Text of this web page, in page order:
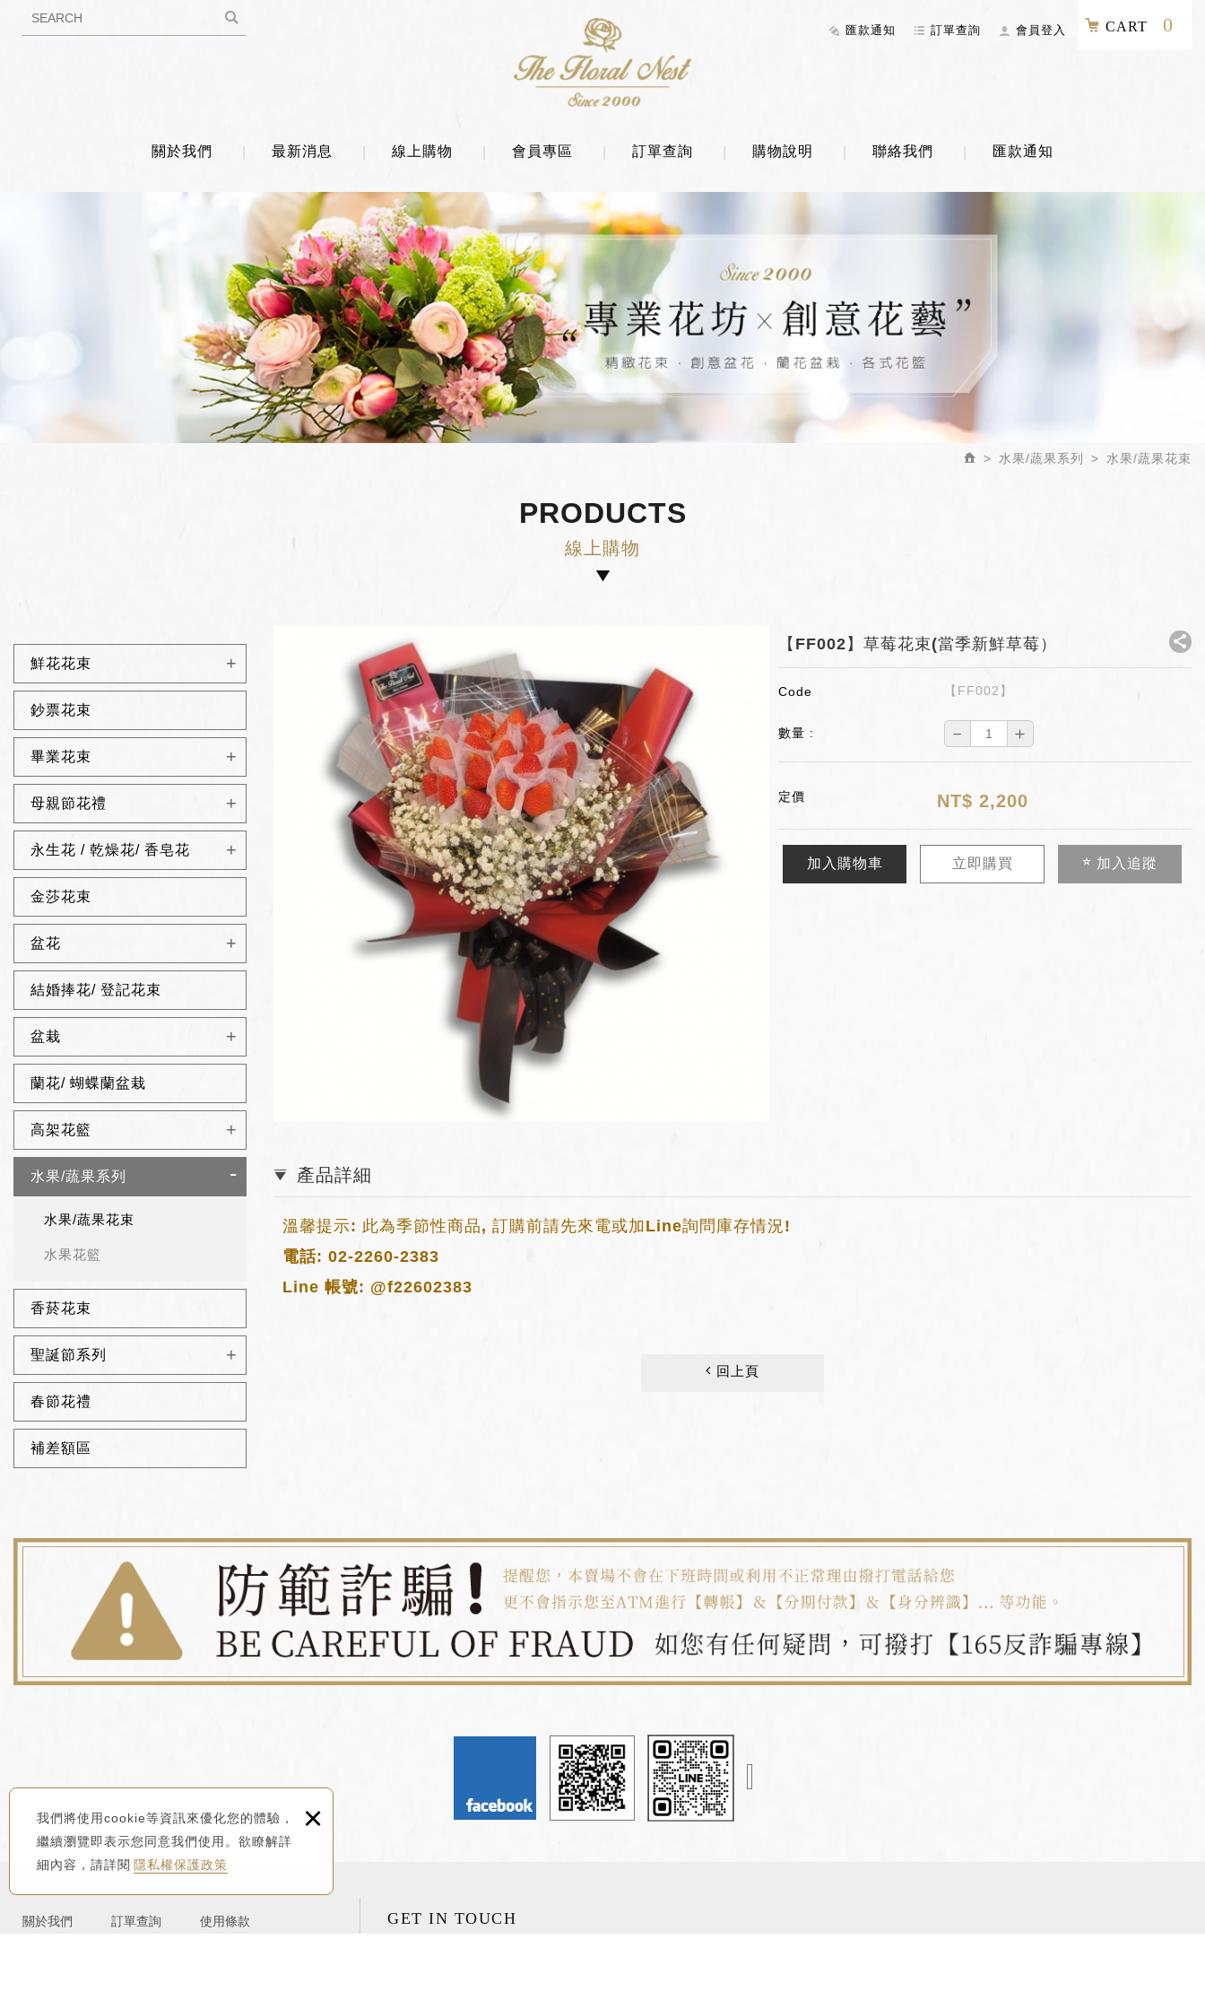
我們將使用cookie等資訊來優化您的體驗，
繼續瀏覽即表示您同意我們使用。欲瞭解詳
細內容，請詳閱 隱私權保護政策
×
匯款通知 訂單查詢 會員登入 CART 0
關於我們 最新消息 線上購物 會員專區 訂單查詢 購物說明 聯絡我們 匯款通知
水果/蔬果系列 水果/蔬果花束
PRODUCTS
線上購物
鮮花花束
鈔票花束
畢業花束
母親節花禮
永生花 / 乾燥花/ 香皂花
金莎花束
盆花
結婚捧花/ 登記花束
盆栽
蘭花/ 蝴蝶蘭盆栽
高架花籃
水果/蔬果系列
水果/蔬果花束
水果花籃
香菸花束
聖誕節系列
春節花禮
補差額區
【FF002】草莓花束(當季新鮮草莓）
Code 【FF002】
數量 : － ＋
定價 NT$ 2,200
加入購物車 立即購買 加入追蹤
產品詳細
溫馨提示: 此為季節性商品, 訂購前請先來電或加Line詢問庫存情況!
電話: 02-2260-2383
Line 帳號: @f22602383
回上頁
關於我們 訂單查詢 使用條款 GET IN TOUCH